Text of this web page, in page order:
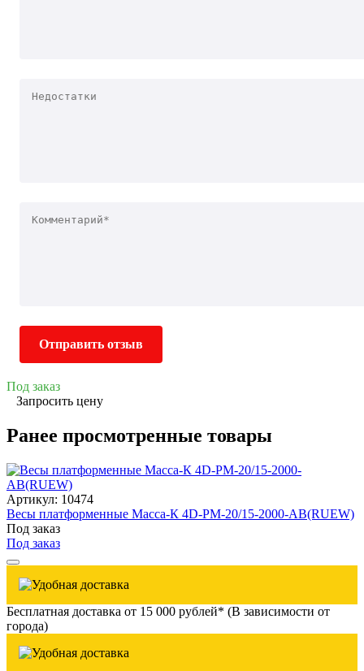
Отправить отзыв
Под заказ
Запросить цену
Ранее просмотренные товары
Артикул: 10474
Весы платформенные Масса-К 4D-PM-20/15-2000-AB(RUEW)
Под заказ
Под заказ
Бесплатная доставка от 15 000 рублей* (В зависимости от
города)